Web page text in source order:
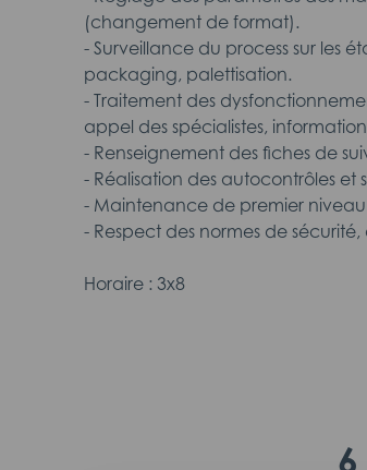
(changement de format).
- Surveillance du process sur les
packaging, palettisation.
- Traitement des
appel des spécialistes,
- Renseignement des fiches de
- Réalisation des autocontrôles et
- Maintenance de premier niveau
- Respect des normes de
Horaire : 3x8